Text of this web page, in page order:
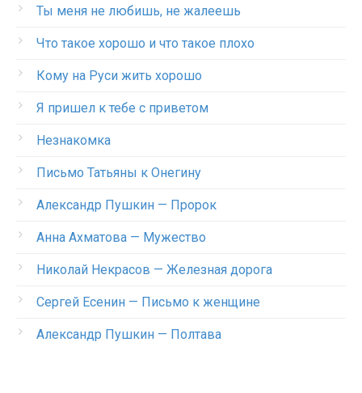
Ты меня не любишь, не жалеешь
Что такое хорошо и что такое плохо
Кому на Руси жить хорошо
Я пришел к тебе с приветом
Незнакомка
Письмо Татьяны к Онегину
Александр Пушкин — Пророк
Анна Ахматова — Мужество
Николай Некрасов — Железная дорога
Сергей Есенин — Письмо к женщине
Александр Пушкин — Полтава